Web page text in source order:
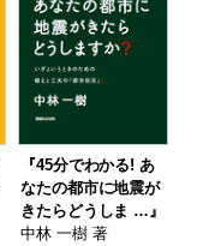
『45分でわかる! あ
なたの都市に地震が
きたらどうしま …』
中林 一樹 著